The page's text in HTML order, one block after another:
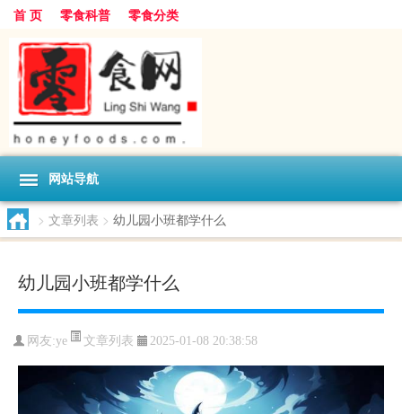
首 页 零食科普 零食分类
网站导航
> 文章列表 > 幼儿园小班都学什么
幼儿园小班都学什么
网友:ye 文章列表 2025-01-08 20:38:58